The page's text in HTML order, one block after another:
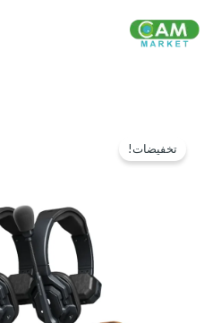
تخفيضات!
هو:
EGP26,000.